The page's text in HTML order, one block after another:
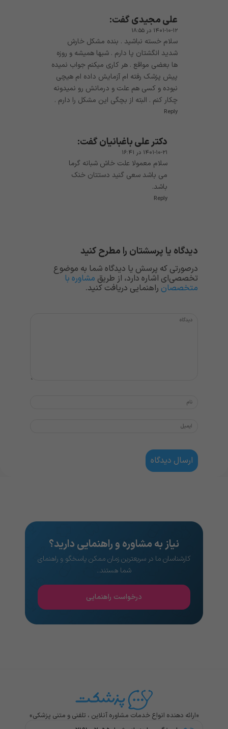
علی مجیدیگفت:
۱۴۰۱-۱۰-۱۲ در ۱۸:۵۵
سلام خسته نباشید . بنده مشکل خارش
شدید انگشتان پا دارم . شبها همیشه و روزه
ها بعضی مواقع . هر کاری میکنم جواب نمیده
پیش پزشک رفته ام آزمایش داده ام هیچی
نبوده و کسی هم علت و درمانش رو نمیدونه
چکار کنم . البته از بچگی این مشکل را دارم .
Reply
دکتر علی باغبانیانگفت:
۱۴۰۱-۱۰-۲۱ در ۱۶:۴۱
سلام معمولا علت خاش شبانه گرما
می باشد سعی گنید دستتان خنک
باشد.
Reply
دیدگاه یا پرسشتان را مطرح کنید
درصورتی که پرسش یا دیدگاه شما به موضوع
تخصصی‌ای اشاره دارد، از طریق مشاوره با
متخصصان راهنمایی دریافت کنید.
نیاز به مشاوره و راهنمایی دارید؟
کارشناسان ما در سریعترین زمان ممکن پاسخگو و راهنمای
شما هستند..
درخواست راهنمایی
«ارائه دهنده انواع خدمات مشاوره آنلاین ، تلفنی و متنی پزشکی»